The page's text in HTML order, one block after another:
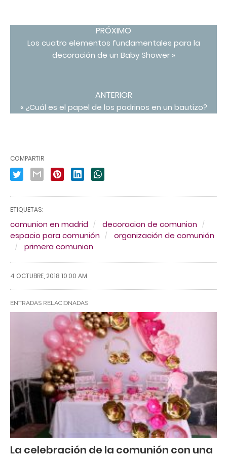
PRÓXIMO
Los cuatro elementos fundamentales para la
decoración de un Baby Shower »
ANTERIOR
« ¿Cuál es el papel de los padrinos en un bautizo?
COMPARTIR
ETIQUETAS:
comunion en madrid
decoracion de comunion
espacio para comunión
organización de comunión
primera comunion
4 OCTUBRE, 2018 10:00 AM
ENTRADAS RELACIONADAS
La celebración de la comunión con una